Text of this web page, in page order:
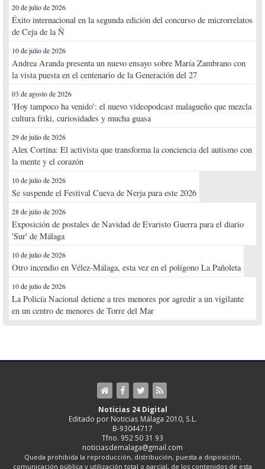
20 de julio de 2026
Éxito internacional en la segunda edición del concurso de microrrelatos
de Ceja de la Ñ
10 de julio de 2026
Andrea Aranda presenta un nuevo ensayo sobre María Zambrano con
la vista puesta en el centenario de la Generación del 27
03 de agosto de 2026
'Hoy tampoco ha venido': el nuevo videopodcast malagueño que mezcla
cultura friki, curiosidades y mucha guasa
29 de julio de 2026
Alex Cortina: El activista que transforma la conciencia del autismo con
la mente y el corazón
10 de julio de 2026
Se suspende el Festival Cueva de Nerja para este 2026
28 de julio de 2026
Exposición de postales de Navidad de Evaristo Guerra para el diario
'Sur' de Málaga
10 de julio de 2026
Otro incendio en Vélez-Málaga, esta vez en el polígono La Pañoleta
10 de julio de 2026
La Policía Nacional detiene a tres menores por agredir a un vigilante
en un centro de menores de Torre del Mar
Noticias 24 Digital
Editado por Noticias Málaga 2010, S.L.
B-93044717
Tfno. 952 50 31 93
noticiasdemalaga@gmail.com
Queda prohibida la reproducción, distribución, puesta a disposición,
comunicación pública y utilización total o parcial, de los contenidos de esta